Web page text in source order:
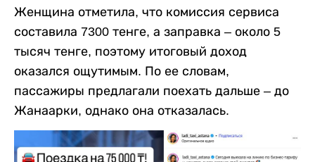
Женщина отметила, что комиссия сервиса
составила 7300 тенге, а заправка – около 5
тысяч тенге, поэтому итоговый доход
оказался ощутимым. По ее словам,
пассажиры предлагали поехать дальше – до
Жанаарки, однако она отказалась.